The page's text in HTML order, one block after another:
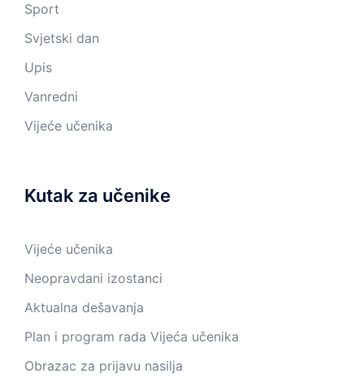
Sport
Svjetski dan
Upis
Vanredni
Vijeće učenika
Kutak za učenike
Vijeće učenika
Neopravdani izostanci
Aktualna dešavanja
Plan i program rada Vijeća učenika
Obrazac za prijavu nasilja